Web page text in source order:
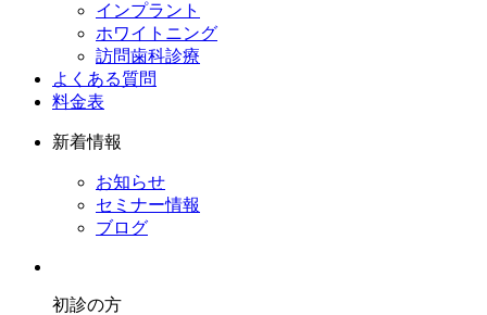
インプラント
ホワイトニング
訪問歯科診療
よくある質問
料金表
新着情報
お知らせ
セミナー情報
ブログ
初診の方